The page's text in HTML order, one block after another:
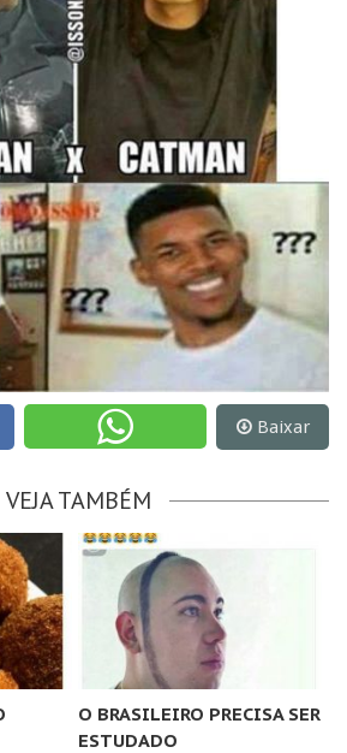
Baixar
VEJA TAMBÉM
O BRASILEIRO PRECISA SER
ESTUDADO